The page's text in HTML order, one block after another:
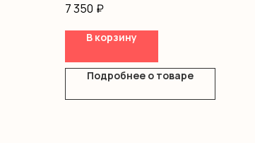
7 350 ₽
В корзину
Подробнее о товаре